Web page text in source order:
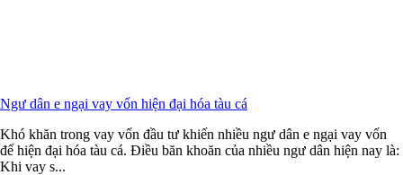
Ngư dân e ngại vay vốn hiện đại hóa tàu cá
Khó khăn trong vay vốn đầu tư khiến nhiều ngư dân e ngại vay vốn
để hiện đại hóa tàu cá. Điều băn khoăn của nhiều ngư dân hiện nay là:
Khi vay s...